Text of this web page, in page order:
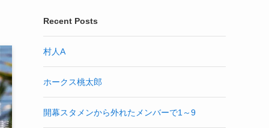
Recent Posts
村人A
ホークス桃太郎
開幕スタメンから外れたメンバーで1～9